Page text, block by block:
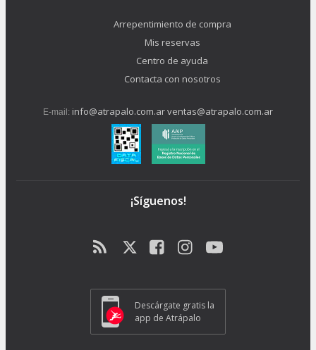
Arrepentimiento de compra
Mis reservas
Centro de ayuda
Contacta con nosotros
E-mail: info@atrapalo.com.arventas@atrapalo.com.ar
¡Síguenos!
Descárgate gratis la
app de Atrápalo